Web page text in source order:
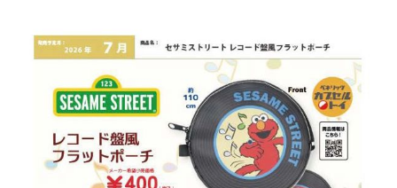
入荷スケジュールをチェック
カプセルトイマシン本体
カプセルトイ